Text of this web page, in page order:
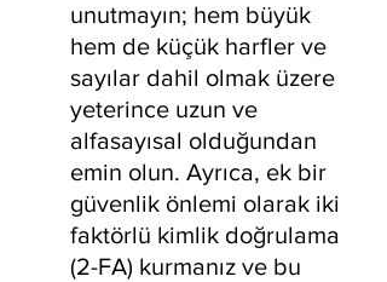
unutmayın; hem büyük
hem de küçük harfler ve
sayılar dahil olmak üzere
yeterince uzun ve
alfasayısal olduğundan
emin olun. Ayrıca, ek bir
güvenlik önlemi olarak iki
faktörlü kimlik doğrulama
(2-FA) kurmanız ve bu